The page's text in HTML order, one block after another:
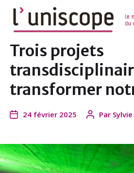
Trois projets
transformer
24 février 2025 Par